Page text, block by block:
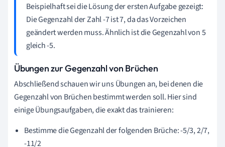
Beispielhaft sei die Lösung der ersten Aufgabe gezeigt:
Die Gegenzahl der Zahl -7 ist 7, da das Vorzeichen
geändert werden muss. Ähnlich ist die Gegenzahl von 5
gleich -5.
Übungen zur Gegenzahl von Brüchen
Abschließend schauen wir uns Übungen an, bei denen die
Gegenzahl von Brüchen bestimmt werden soll. Hier sind
einige Übungsaufgaben, die exakt das trainieren:
Bestimme die Gegenzahl der folgenden Brüche: -5/3, 2/7,
-11/2